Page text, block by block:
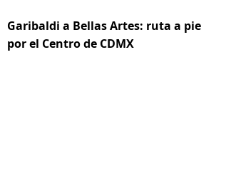
Garibaldi a Bellas Artes: ruta a pie
por el Centro de CDMX